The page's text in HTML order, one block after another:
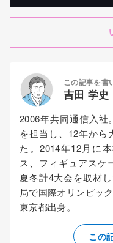
この記事を書
吉田 学史
2006年共同通信入社
を担当し、12年から
た。2014年12月に
ス、フィギュアスケ
夏冬計4大会を取材
局で国際オリンピッ
東京都出身。
この